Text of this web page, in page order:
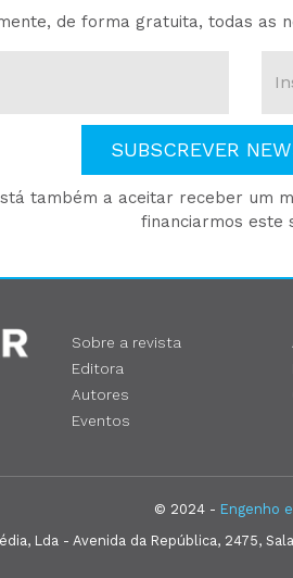
de forma gratuita, todas as
SUBSCREVER
também a aceitar receber um
financiarmos este
Sobre a revista
Editora
Autores
Eventos
© 2024 - Engenho
Lda - Avenida da República, 2475,